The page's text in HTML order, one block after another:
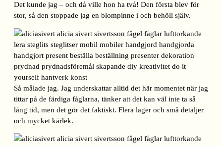
Det kunde jag – och då ville hon ha två! Den första blev för
stor, så den stoppade jag en blompinne i och behöll själv.
Så målade jag. Jag underskattar alltid det här momentet när jag
tittar på de färdiga fåglarna, tänker att det kan väl inte ta så
lång tid, men det gör det faktiskt. Flera lager och små detaljer
och mycket kärlek.